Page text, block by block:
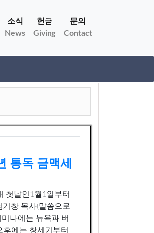
소식
News
헌금
Giving
문의
Contact
통독 금맥세
첫날인1월1일부터
기창 목사(말씀으로
나에는 뉴욕과 버
후에는 창세기부터